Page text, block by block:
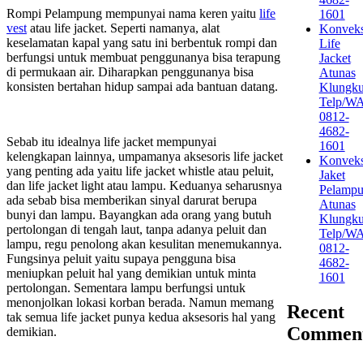
Rompi Pelampung mempunyai nama keren yaitu life
vest atau life jacket. Seperti namanya, alat
keselamatan kapal yang satu ini berbentuk rompi dan
berfungsi untuk membuat penggunanya bisa terapung
di permukaan air. Diharapkan penggunanya bisa
konsisten bertahan hidup sampai ada bantuan datang.
Sebab itu idealnya life jacket mempunyai
kelengkapan lainnya, umpamanya aksesoris life jacket
yang penting ada yaitu life jacket whistle atau peluit,
dan life jacket light atau lampu. Keduanya seharusnya
ada sebab bisa memberikan sinyal darurat berupa
bunyi dan lampu. Bayangkan ada orang yang butuh
pertolongan di tengah laut, tanpa adanya peluit dan
lampu, regu penolong akan kesulitan menemukannya.
Fungsinya peluit yaitu supaya pengguna bisa
meniupkan peluit hal yang demikian untuk minta
pertolongan. Sementara lampu berfungsi untuk
menonjolkan lokasi korban berada. Namun memang
tak semua life jacket punya kedua aksesoris hal yang
demikian.
1601
Life
Jacket
Atunas
Telp/
0812-
4682-
1601
Jaket
Atunas
Telp/
0812-
4682-
1601
Recent